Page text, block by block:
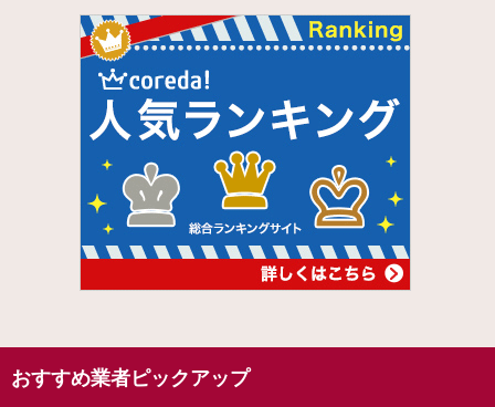
おすすめ業者ピックアップ